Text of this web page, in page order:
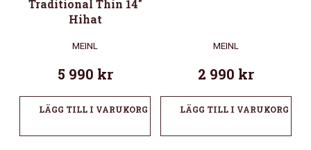
Traditional Thin 14″
Hihat
MEINL
5 990 kr
LÄGG TILL I VARUKORG
MEINL
2 990 kr
LÄGG TILL I VARUKORG